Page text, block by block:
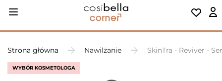
Strona główna Nawilżanie SkinTra - Reviver -
WYBÓR KOSMETOLOGA